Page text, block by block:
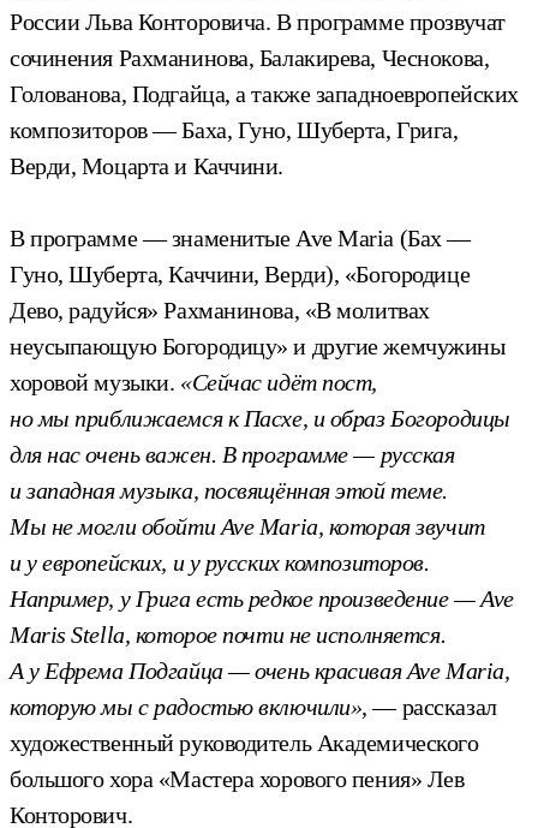
России Льва Конторовича. В программе прозвучат
сочинения Рахманинова, Балакирева, Чеснокова,
Голованова, Подгайца, а также западноевропейских
композиторов — Баха, Гуно, Шуберта, Грига,
Верди, Моцарта и Каччини.
В программе — знаменитые Ave Maria (Бах —
Гуно, Шуберта, Каччини, Верди), «Богородице
Дево, радуйся» Рахманинова, «В молитвах
неусыпающую Богородицу» и другие жемчужины
хоровой музыки. «Сейчас идёт пост,
но мы приближаемся к Пасхе, и образ Богородицы
для нас очень важен. В программе — русская
и западная музыка, посвящённая этой теме.
Мы не могли обойти Ave Maria, которая звучит
и у европейских, и у русских композиторов.
Например, у Грига есть редкое произведение — Ave
Maris Stella, которое почти не исполняется.
А у Ефрема Подгайца — очень красивая Ave Maria,
которую мы с радостью включили»,— рассказал
художественный руководитель Академического
большого хора «Мастера хорового пения» Лев
Конторович.